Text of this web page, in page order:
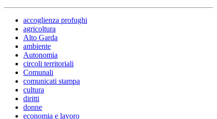
accoglienza profughi
agricoltura
Alto Garda
ambiente
Autonomia
circoli territoriali
Comunali
comunicati stampa
cultura
diritti
donne
economia e lavoro